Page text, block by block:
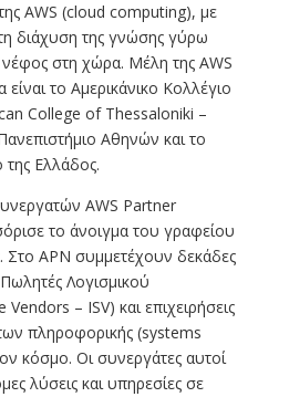
AWS (cloud computing), με
διάχυση της γνώσης γύρω
στη χώρα. Μέλη της AWS
το Αμερικάνικο Κολλέγιο
College of Thessaloniki –
Αθηνών και το
της Ελλάδος.
AWS Partner
το άνοιγμα του γραφείου
Στο APN συμμετέχουν δεκάδες
Λογισμικού
– ISV) και επιχειρήσεις
πληροφορικής (systems
κόσμο. Οι συνεργάτες αυτοί
λύσεις και υπηρεσίες σε